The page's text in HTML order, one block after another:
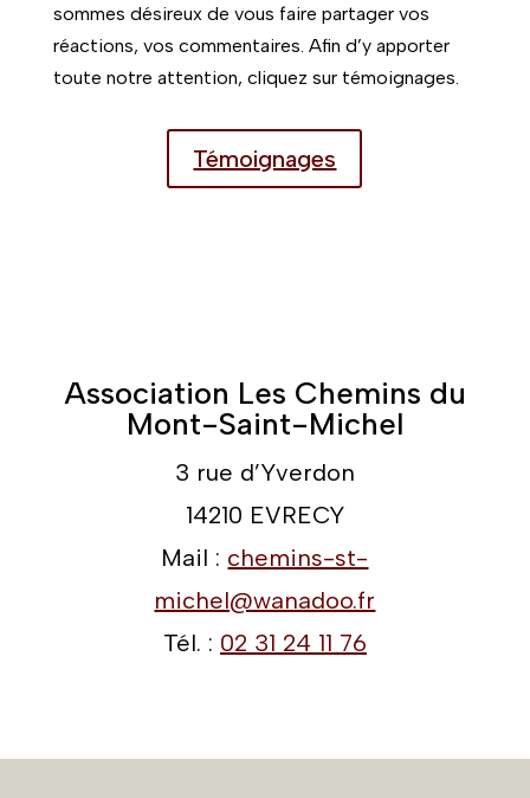
sommes désireux de vous faire partager vos
réactions, vos commentaires. Afin d’y apporter
toute notre attention, cliquez sur témoignages.
Témoignages
Association Les Chemins du
Mont-Saint-Michel
3 rue d’Yverdon
14210 EVRECY
Mail : chemins-st-
michel@wanadoo.fr
Tél. : 02 31 24 11 76